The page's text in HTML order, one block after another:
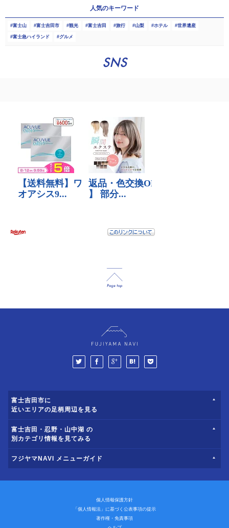
人気のキーワード
富士山 富士吉田市 観光 富士吉田 旅行 山梨 ホテル 世界遺産
富士急ハイランド グルメ
SNS
富士吉田市に
近いエリアの足柄周辺を見る
富士吉田・忍野・山中湖 の
別カテゴリ情報を見てみる
フジヤマNAVI メニューガイド
個人情報保護方針
「個人情報法」に基づく公表事項の提示
著作権・免責事項